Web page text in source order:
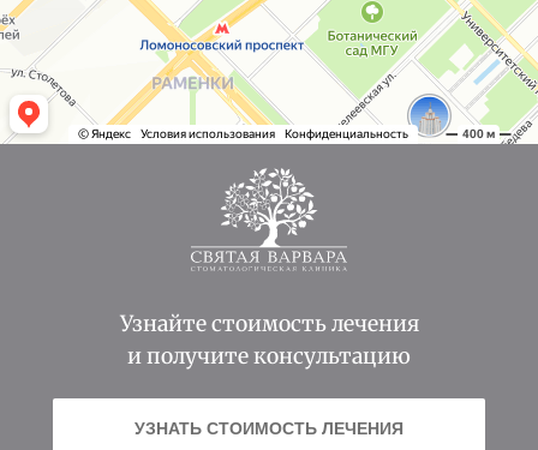
УЗНАТЬ СТОИМОСТЬ ЛЕЧЕНИЯ
Узнайте стоимость лечения
и получите консультацию